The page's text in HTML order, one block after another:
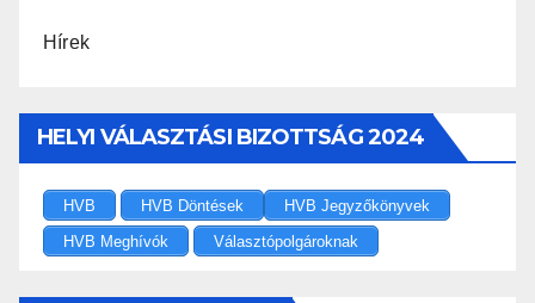
Hírek
HELYI VÁLASZTÁSI BIZOTTSÁG 2024
HVB HVB Döntések
HVB Jegyzőkönyvek
HVB Meghívók
Választópolgároknak